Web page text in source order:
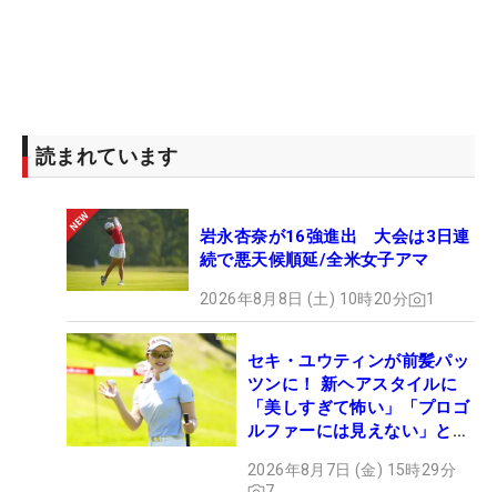
理の規模感に圧倒されたという。「彼らは世界一で
あり、世界一であり続けないといけないというプラ
イドを持って仕事をしている。我々も日本でナンバ
ーワンであり続けたいという思いを出さないといけ
ない。その精神的な部分は見習わないといけな
い」。さらに、セント・アンドリュース オールドC
は「地形のまま、伝統のまま、あまり動かさないで
やっていこう」。表情が全く異なる2コースではあ
るが、「伝統を守り続けることは、一緒なのかなと
思います」と学ぶことが多かった。
ゴルファーであれば誰もが知る、コースで貴重な経
読まれています
岩永杏奈が16強進出 大会は3日連
続で悪天候順延/全米女子アマ
2026年8月8日 (土) 10時20分 1
セキ・ユウティンが前髪パッ
ツンに！ 新ヘアスタイルに
「美しすぎて怖い」「プロゴ
ルファーには見えない」とコ
2026年8月7日 (金) 15時29分